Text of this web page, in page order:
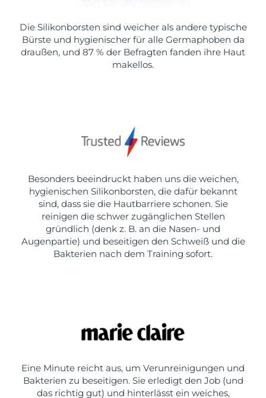
Die Silikonborsten sind weicher als andere typische
Bürste und hygienischer für alle Germaphoben da
draußen, und 87 % der Befragten fanden ihre Haut
makellos.
Besonders beeindruckt haben uns die weichen,
hygienischen Silikonborsten, die dafür bekannt
sind, dass sie die Hautbarriere schonen. Sie
reinigen die schwer zugänglichen Stellen
gründlich (denk z. B. an die Nasen- und
Augenpartie) und beseitigen den Schweiß und die
Bakterien nach dem Training sofort.
Eine Minute reicht aus, um Verunreinigungen und
Bakterien zu beseitigen. Sie erledigt den Job (und
das richtig gut) und hinterlässt ein weiches,